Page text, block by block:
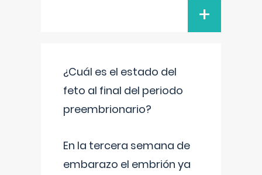
+
¿Cuál es el estado del
feto al final del periodo
preembrionario?
En la tercera semana de
embarazo el embrión ya